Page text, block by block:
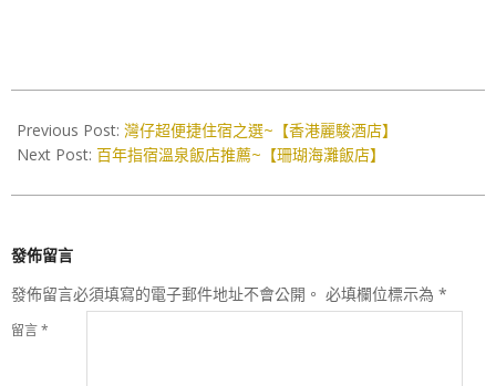
03-
23
Previous Post: 灣仔超便捷住宿之選~【香港麗駿酒店】
Next Post: 百年指宿溫泉飯店推薦~【珊瑚海灘飯店】
發佈留言
發佈留言必須填寫的電子郵件地址不會公開。 必填欄位標示為 *
留言*